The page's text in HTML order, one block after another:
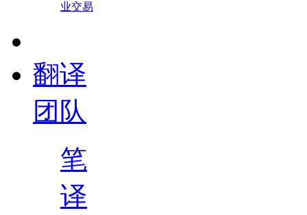
业交易
翻译
团队
笔
译